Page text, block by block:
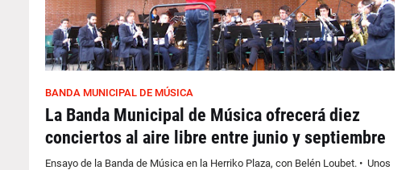
BANDA MUNICIPAL DE MÚSICA
La Banda Municipal de Música ofrecerá diez
conciertos al aire libre entre junio y septiembre
Ensayo de la Banda de Música en la Herriko Plaza, con Belén Loubet. • Unos